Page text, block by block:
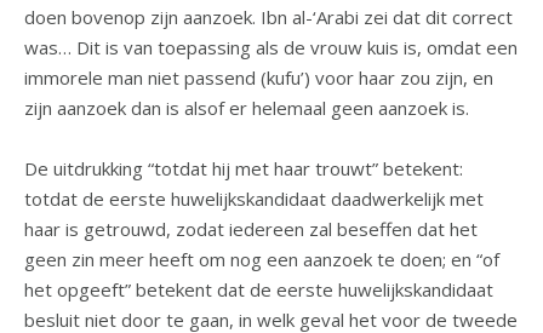
doen bovenop zijn aanzoek. Ibn al-‘Arabi zei dat dit correct
was… Dit is van toepassing als de vrouw kuis is, omdat een
immorele man niet passend (kufu’) voor haar zou zijn, en
zijn aanzoek dan is alsof er helemaal geen aanzoek is.
De uitdrukking “totdat hij met haar trouwt” betekent:
totdat de eerste huwelijkskandidaat daadwerkelijk met
haar is getrouwd, zodat iedereen zal beseffen dat het
geen zin meer heeft om nog een aanzoek te doen; en “of
het opgeeft” betekent dat de eerste huwelijkskandidaat
besluit niet door te gaan, in welk geval het voor de tweede